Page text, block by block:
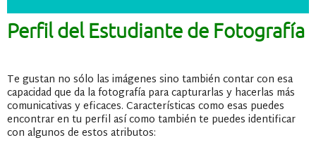
Perfil del Estudiante de Fotografía
Te gustan no sólo las imágenes sino también contar con esa
capacidad que da la fotografía para capturarlas y hacerlas más
comunicativas y eficaces. Características como esas puedes
encontrar en tu perfil así como también te puedes identificar
con algunos de estos atributos: